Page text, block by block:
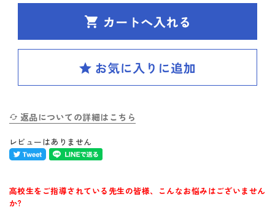
お買い物ガイド
よくあるご質問
体験版・製品資料について
返品についての詳細はこちら
レビューはありません
高校生をご指導されている先生の皆様、こんなお悩みはございません
か?